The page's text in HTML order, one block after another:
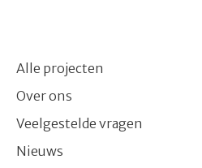
Alle projecten
Over ons
Veelgestelde vragen
Nieuws